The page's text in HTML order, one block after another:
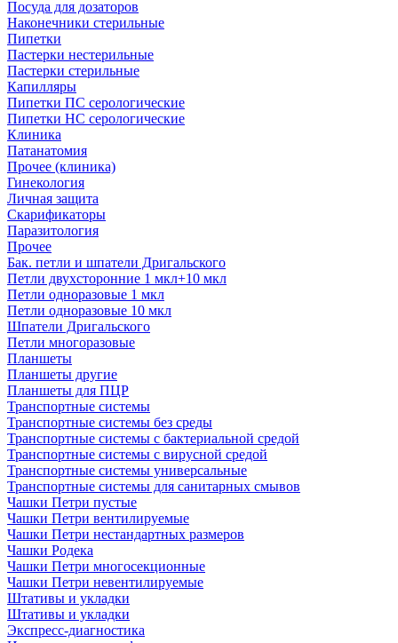
Посуда для дозаторов
Наконечники стерильные
Пипетки
Пастерки нестерильные
Пастерки стерильные
Капилляры
Пипетки ПС серологические
Пипетки НС серологические
Клиника
Патанатомия
Прочее (клиника)
Гинекология
Личная защита
Скарификаторы
Паразитология
Прочее
Бак. петли и шпатели Дригальского
Петли двухсторонние 1 мкл+10 мкл
Петли одноразовые 1 мкл
Петли одноразовые 10 мкл
Шпатели Дригальского
Петли многоразовые
Планшеты
Планшеты другие
Планшеты для ПЦР
Транспортные системы
Транспортные системы без среды
Транспортные системы с бактериальной средой
Транспортные системы с вирусной средой
Транспортные системы универсальные
Транспортные системы для санитарных смывов
Чашки Петри пустые
Чашки Петри вентилируемые
Чашки Петри нестандартных размеров
Чашки Родека
Чашки Петри многосекционные
Чашки Петри невентилируемые
Штативы и укладки
Штативы и укладки
Экспресс-диагностика